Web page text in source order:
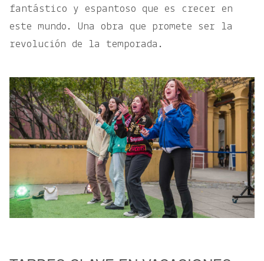
fantástico y espantoso que es crecer en
este mundo. Una obra que promete ser la
revolución de la temporada.